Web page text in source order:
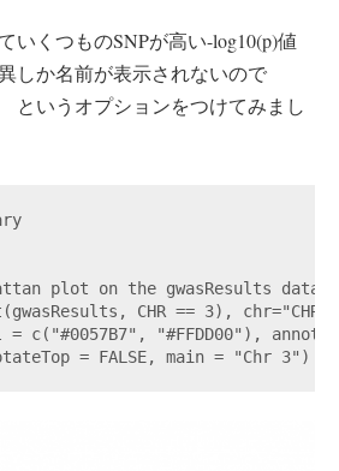
いくつものSNPが高い-log10(p)値
しか名前が表示されないので
というオプションをつけてみまし
plot on the gwasResults
CHR == 3),
= c("#0057B7", "#FFDD00"),